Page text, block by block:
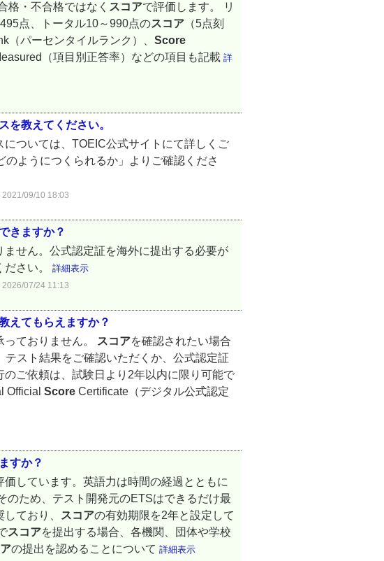
格・不合格ではなく スコアで評価します。 リ
点、トータル10～990点のスコア （5点刻
（パーセンタイルランク）、 Score
（項目別正答率）などの項目も記載 詳
を教えてください。
については、TOEIC公式サイトにて詳しくご
ようにつくられるか」よりご確認くださ
2021/09/10 18:03
きますか？
せん。公式認定証を海外に提出する必要が
さい。 詳細表示
2026/07/24 11:13
えてもらえますか？
っておりません。 スコアを確認されたい場合
スト結果をご確認いただくか、公式認定証
ご依頼は、試験日より2年以内に限り可能で
Official Score Certificate（デジタル公式認定
すか？
しています。英語力は時間の経過とともに
のため、テスト開発元のETSはできるだけ最
ており、 スコアの有効期限を2年と設定して
スコアを提出する場合、各機関、団体や学校
の提出を認めることについて 詳細表示